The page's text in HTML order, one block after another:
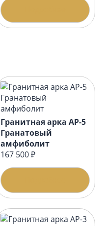
Гранитная арка АР-5
Гранатовый
амфиболит
167 500 ₽